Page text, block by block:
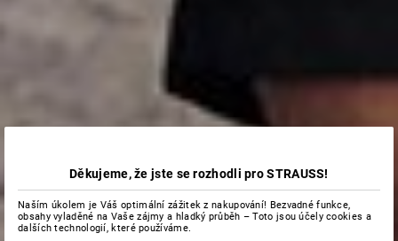
Děkujeme, že jste se rozhodli pro STRAUSS!
Naším úkolem je Váš optimální zážitek z nakupování! Bezvadné funkce,
obsahy vyladěné na Vaše zájmy a hladký průběh – Toto jsou účely cookies a
dalších technologií, které používáme.